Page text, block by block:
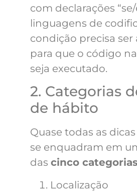
com declarações
linguagens de
condição precisa ser
para que o código
seja executado.
2. Categorias
de hábito
Quase todas as
se enquadram em
das cinco
Localização